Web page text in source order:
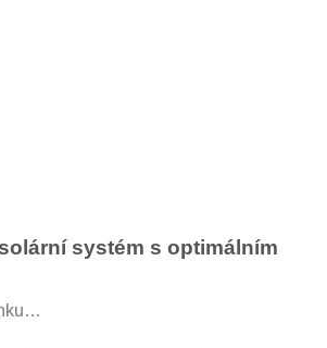
systém s optimálním